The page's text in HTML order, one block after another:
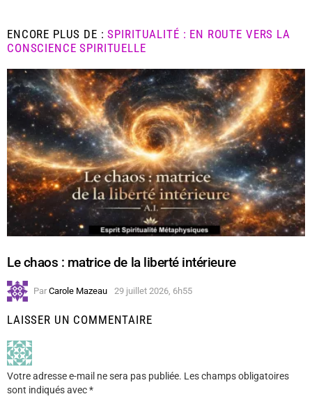
ENCORE PLUS DE :SPIRITUALITÉ : EN ROUTE VERS LA
CONSCIENCE SPIRITUELLE
Le chaos : matrice de la liberté intérieure
Par Carole Mazeau 29 juillet 2026, 6h55
LAISSER UN COMMENTAIRE
Votre adresse e-mail ne sera pas publiée. Les champs obligatoires
sont indiqués avec*